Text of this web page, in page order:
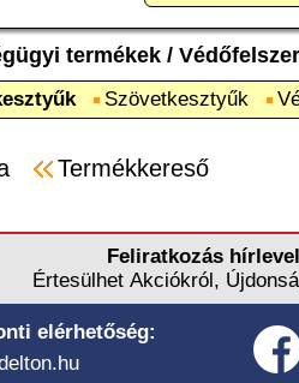
termékek /
Szövetkesztyűk
Termékkereső
Feliratkozás
Értesülhet Akciókról,
elérhetőség: